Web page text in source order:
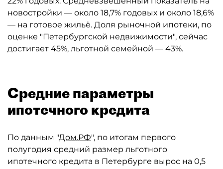
новостройки — около 18,7% годовых и около 18,6%
— на готовое жильё. Доля рыночной ипотеки, по
оценке "Петербургской недвижимости", сейчас
достигает 45%, льготной семейной — 43%.
Средние параметры
ипотечного кредита
По данным "Дом.РФ", по итогам первого
полугодия средний размер льготного
ипотечного кредита в Петербурге вырос на 0,5